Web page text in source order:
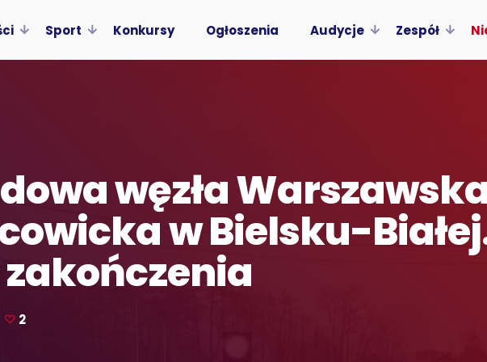
Sport Konkursy Ogłoszenia Audycje Zespół
węzła
w Bielsku-
2